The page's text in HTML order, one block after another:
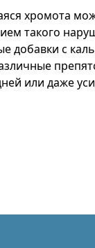
хромота
такого
добавки с
или даже